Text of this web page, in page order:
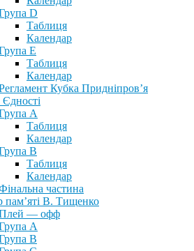
D
Таблиця
Календар
Е
Таблиця
Календар
Кубка Придніпров’я
А
Таблиця
Календар
В
Таблиця
Календар
частина
пам’яті В. Тищенко
— офф
А
B